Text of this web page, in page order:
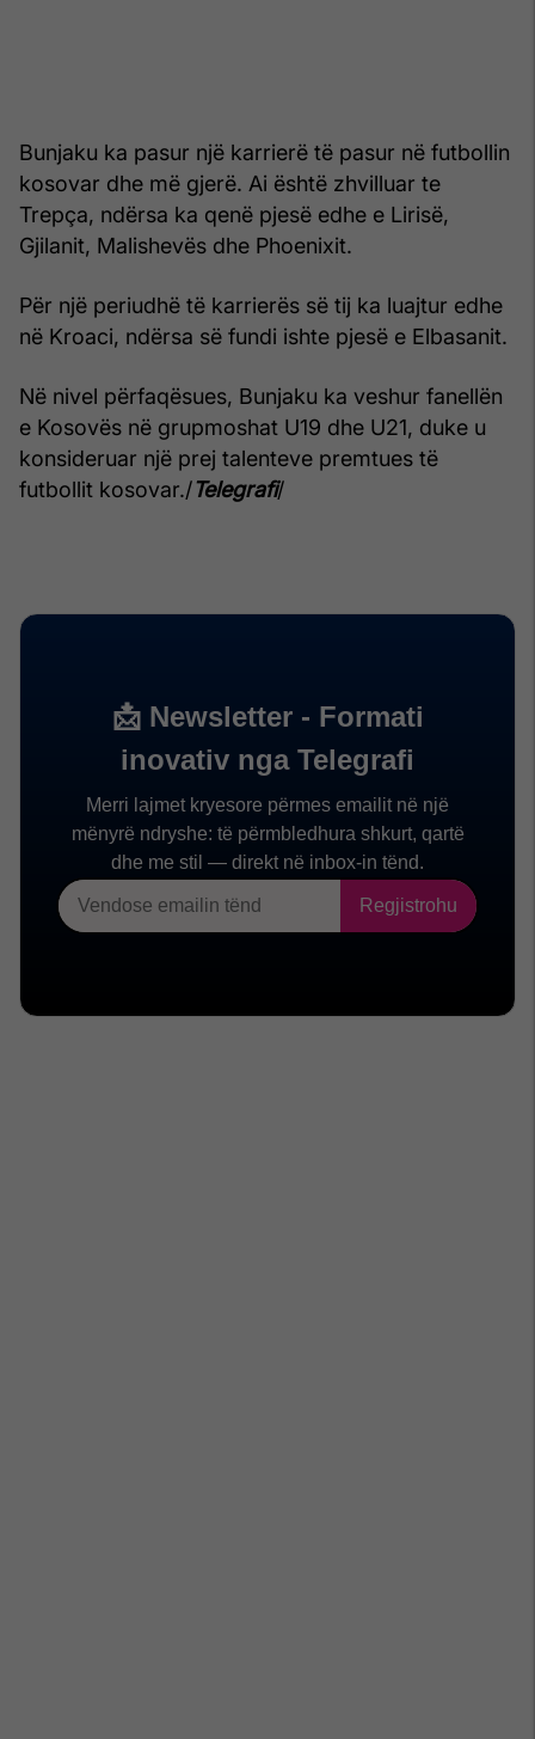
Bunjaku ka pasur një karrierë të pasur në futbollin
kosovar dhe më gjerë. Ai është zhvilluar te
Trepça, ndërsa ka qenë pjesë edhe e Lirisë,
Gjilanit, Malishevës dhe Phoenixit.
Për një periudhë të karrierës së tij ka luajtur edhe
në Kroaci, ndërsa së fundi ishte pjesë e Elbasanit.
Në nivel përfaqësues, Bunjaku ka veshur fanellën
e Kosovës në grupmoshat U19 dhe U21, duke u
konsideruar një prej talenteve premtues të
futbollit kosovar./Telegrafi/